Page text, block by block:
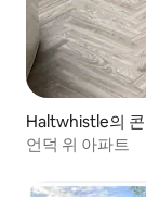
Haltwhistle의
언덕 위 아파트